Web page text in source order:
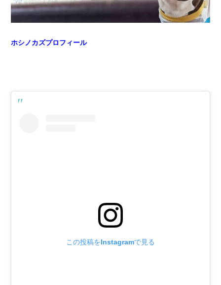
ホシノカズプロフィール
この投稿をInstagramで見る